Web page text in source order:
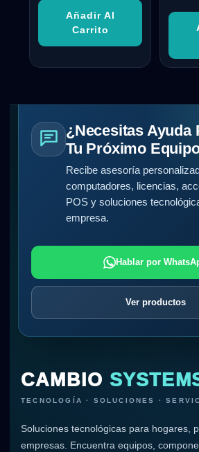
Añadir Al
Carrito
¿Necesitas Ayuda
Tu Próximo
Recibe asesoría
computadores, licencias,
POS y soluciones
empresa.
Hablar por
Ver productos
CAMBIO
TECNOLOGÍA · SOLUCIONES ·
Soluciones tecnológicas para hogares,
empresas. Encuentra equipos,